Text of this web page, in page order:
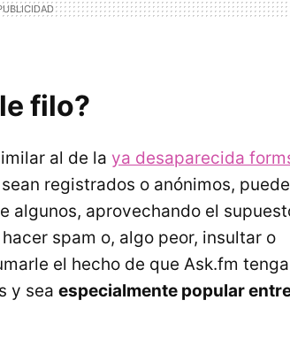
filo?
al de la ya desaparecida
registrados o anónimos,
algunos, aprovechando el
spam o, algo peor, insultar o
el hecho de que Ask.fm
y sea especialmente popular